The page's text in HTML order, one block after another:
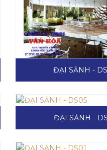
ĐẠI SẢNH -
ĐẠI SẢNH -